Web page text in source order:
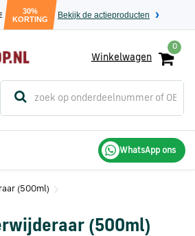
30%
KORTING
Bekijk de actieproducten
0
Winkelwagen
dit
)
WhatsApp ons
(500ml)
(500ml)